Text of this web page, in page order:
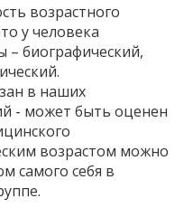
возрастного
у человека
– биографический,
в наших
- может быть оценен
возрастом можно
самого себя в